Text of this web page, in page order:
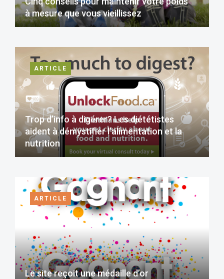
à mesure que vous vieillissez
ARTICLE
Trop d’info à digérer? Les diététistes
aident à démystifier l’alimentation et la
nutrition
ARTICLE
Le site reçoit une médaille d’or